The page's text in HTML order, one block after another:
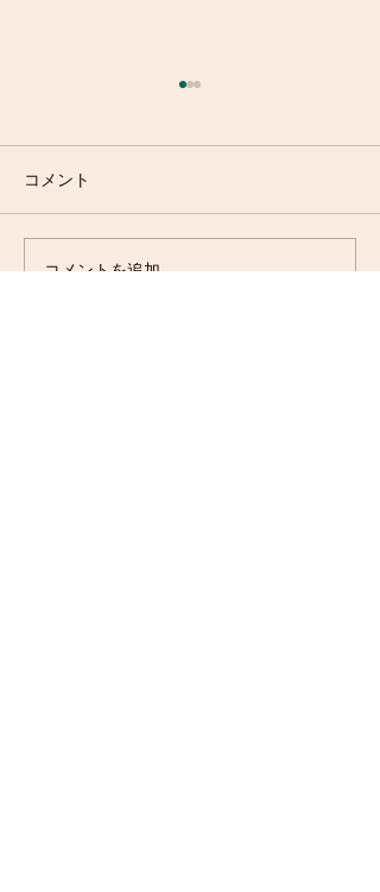
トーク紹介(4) ～高橋 優
コメント
コメントを追加…